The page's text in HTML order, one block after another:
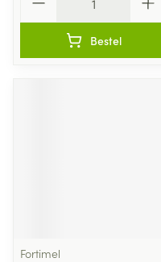
Bestel
Fortimel